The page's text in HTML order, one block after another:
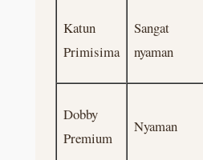
Katun
Primisima
Sangat
nyaman
Dobby
Premium
Nyaman